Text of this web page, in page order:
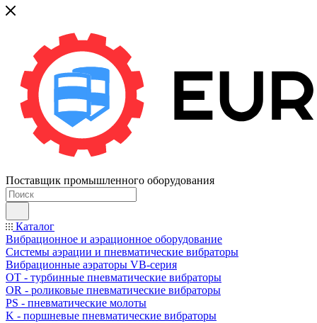
Поставщик промышленного оборудования
Каталог
Вибрационное и аэрационное оборудование
Системы аэрации и пневматические вибраторы
Вибрационные аэраторы VB-серия
OT - турбинные пневматические вибраторы
OR - роликовые пневматические вибраторы
PS - пневматические молоты
K - поршневые пневматические вибраторы